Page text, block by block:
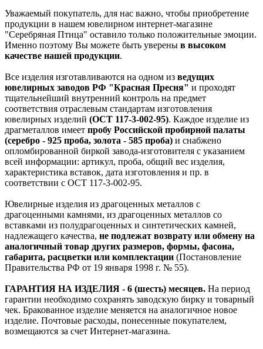
Уважаемый покупатель, для нас важно, чтобы приобретение
продукции в нашем ювелирном интернет-магазине
"Серебряная Птица" оставило только положительные эмоции.
Именно поэтому Вы можете быть уверены в высоком
качестве нашей продукции.
Все изделия изготавливаются на одном из ведущих
ювелирных заводов РФ "Красная Пресня" и проходят
тщательнейший внутренний контроль на предмет
соответствия отраслевым стандартам изготовления
ювелирных изделий (ОСТ 117-3-002-95). Каждое изделие из
драгметаллов имеет пробу Российской пробирной палаты
(серебро - 925 проба, золота - 585 проба) и снабжено
опломбированной биркой завода-изготовителя с указанием
всей информации: артикул, проба, общий вес изделия,
характеристика вставок, дата изготовления и пр. в
соответствии с ОСТ 117-3-002-95.
Ювелирные изделия из драгоценных металлов с
драгоценными камнями, из драгоценных металлов со
вставками из полудрагоценных и синтетических камней,
надлежащего качества, не подлежат возврату или обмену на
аналогичный товар других размеров, формы, фасона,
габарита, расцветки или комплектации (Постановление
Правительства РФ от 19 января 1998 г. № 55).
ГАРАНТИЯ НА ИЗДЕЛИЯ - 6 (шесть) месяцев. На период
гарантии необходимо сохранять заводскую бирку и товарный
чек. Бракованное изделие меняется на аналогичное новое
изделие. Почтовые расходы, понесенные покупателем,
возмещаются за счет Интернет-магазина.